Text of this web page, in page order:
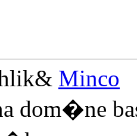
Minco
dom�ne